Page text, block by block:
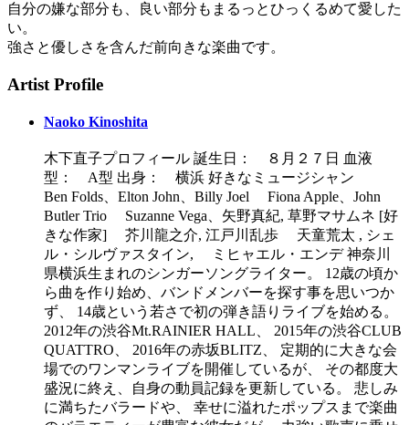
自分の嫌な部分も、良い部分もまるっとひっくるめて愛した
い。
強さと優しさを含んだ前向きな楽曲です。
Artist Profile
Naoko Kinoshita
木下直子プロフィール 誕生日： ８月２７日 血液
型： A型 出身： 横浜 好きなミュージシャン
Ben Folds、Elton John、Billy Joel Fiona Apple、John
Butler Trio Suzanne Vega、矢野真紀, 草野マサムネ [好
きな作家] 芥川龍之介, 江戸川乱歩 天童荒太 , シェ
ル・シルヴァスタイン, ミヒャエル・エンデ 神奈川
県横浜生まれのシンガーソングライター。 12歳の頃か
ら曲を作り始め、バンドメンバーを探す事を思いつか
ず、 14歳という若さで初の弾き語りライブを始める。
2012年の渋谷Mt.RAINIER HALL、 2015年の渋谷CLUB
QUATTRO、 2016年の赤坂BLITZ、 定期的に大きな会
場でのワンマンライブを開催しているが、 その都度大
盛況に終え、自身の動員記録を更新している。 悲しみ
に満ちたバラードや、 幸せに溢れたポップスまで楽曲